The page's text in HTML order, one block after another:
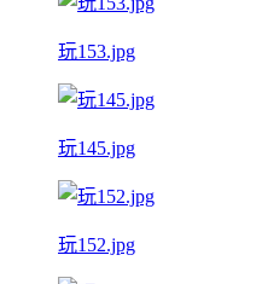
玩153.jpg
玩145.jpg
玩152.jpg